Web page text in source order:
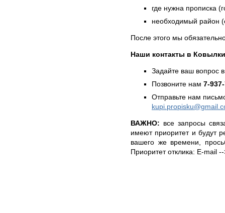
где нужна прописка
необходимый район
После этого мы
Наши контакты в
Задайте ваш вопрос
Позвоните нам 7-
Отправьте нам
ВАЖНО: все запросы
имеют приоритет и будут
вашего же времени,
Приоритет отклика: E-mail